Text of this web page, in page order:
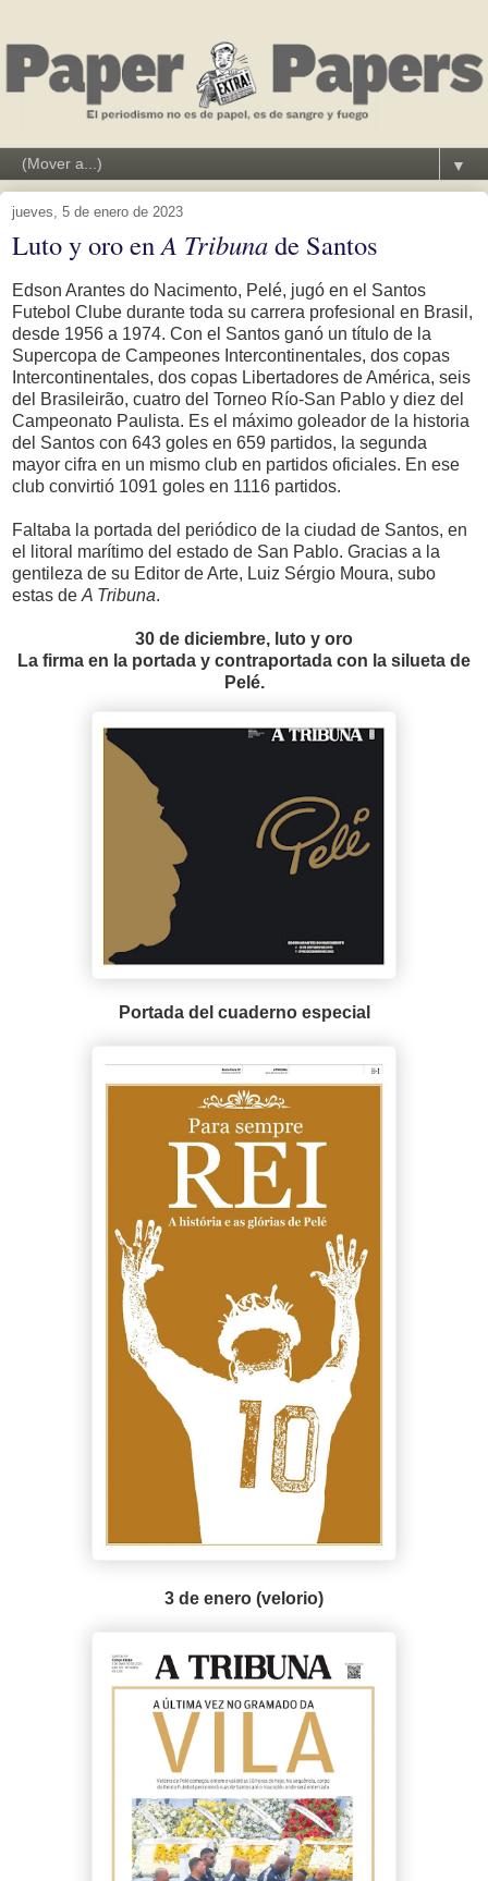
▼
jueves, 5 de enero de 2023
Luto y oro enA Tribunade Santos
Edson Arantes do Nacimento, Pelé, jugó en el Santos
Futebol Clube durante toda su carrera profesional en Brasil,
desde 1956 a 1974. Con el Santos ganó un título de la
Supercopa de Campeones Intercontinentales, dos copas
Intercontinentales, dos copas Libertadores de América, seis
del Brasileirão, cuatro del Torneo Río-San Pablo y diez del
Campeonato Paulista. Es el máximo goleador de la historia
del Santos con 643 goles en 659 partidos, la segunda
mayor cifra en un mismo club en partidos oficiales. En ese
club convirtió 1091 goles en 1116 partidos.
Faltaba la portada del periódico de la ciudad de Santos, en
el litoral marítimo del estado de San Pablo. Gracias a la
gentileza de su Editor de Arte, Luiz Sérgio Moura, subo
estas de A Tribuna.
30 de diciembre, luto y oro
La firma en la portada y contraportada con la silueta de
Pelé.
Portada del cuaderno especial
3 de enero (velorio)